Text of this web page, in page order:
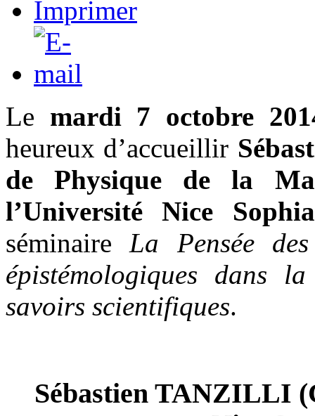
Le mardi 7 octobre
heureux d’accueillir
de Physique de la
l’Université Nice Sophia
séminaire La Pensée
épistémologiques dans
savoirs scientifiques.
Sébastien TANZILLI